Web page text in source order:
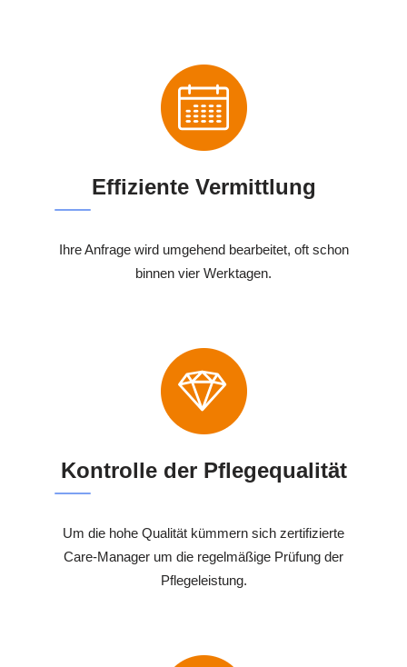
Effiziente Vermittlung
Ihre Anfrage wird umgehend bearbeitet, oft schon
binnen vier Werktagen.
Kontrolle der Pflegequalität
Um die hohe Qualität kümmern sich zertifizierte
Care-Manager um die regelmäßige Prüfung der
Pflegeleistung.